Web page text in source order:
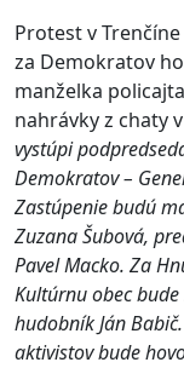
Protest v
za Demokratov
manželka
nahrávky z chaty
vystúpi
Demokratov –
Zastúpenie budú
Zuzana Šubová,
Pavel Macko. Za
Kultúrnu obec
hudobník Ján
aktivistov bude